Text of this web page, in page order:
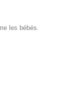
les bébés.